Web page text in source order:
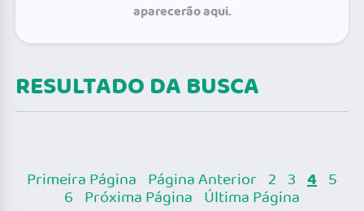
aparecerão aqui.
RESULTADO DA BUSCA
Primeira Página Página Anterior 2 3 4 5
6 Próxima Página Última Página